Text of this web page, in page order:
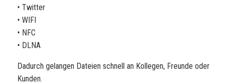
• Twitter
• WIFI
• NFC
• DLNA
Dadurch gelangen Dateien schnell an Kollegen, Freunde oder
Kunden.